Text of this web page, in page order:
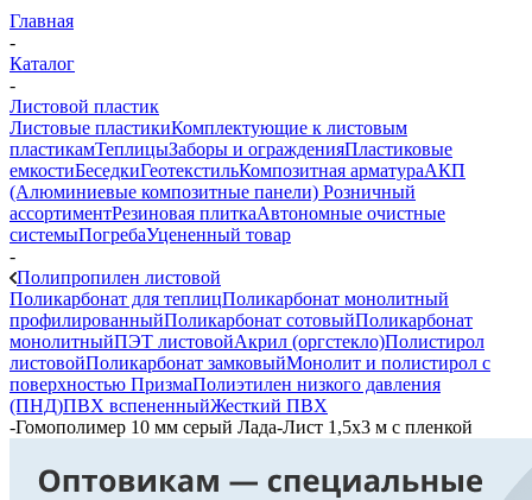
Главная
-
Каталог
-
Листовой пластик
Листовые пластикиКомплектующие к листовым
пластикамТеплицыЗаборы и огражденияПластиковые
емкостиБеседкиГеотекстильКомпозитная арматураАКП
(Алюминиевые композитные панели) Розничный
ассортиментРезиновая плиткаАвтономные очистные
системыПогребаУцененный товар
-
Полипропилен листовой
Поликарбонат для теплицПоликарбонат монолитный
профилированныйПоликарбонат сотовыйПоликарбонат
монолитныйПЭТ листовойАкрил (оргстекло)Полистирол
листовойПоликарбонат замковыйМонолит и полистирол с
поверхностью ПризмаПолиэтилен низкого давления
(ПНД)ПВХ вспененныйЖесткий ПВХ
-Гомополимер 10 мм серый Лада-Лист 1,5х3 м с пленкой